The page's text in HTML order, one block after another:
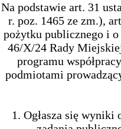
Na podstawie art. 31
r. poz. 1465 ze zm.),
pożytku publicznego i
46/X/24 Rady
programu
podmiotami
1. Ogłasza się